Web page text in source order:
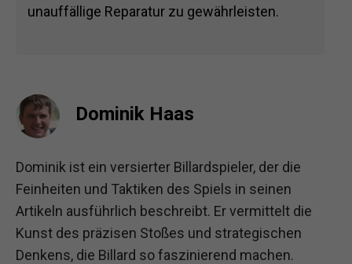
unauffällige Reparatur zu gewährleisten.
Dominik Haas
Dominik ist ein versierter Billardspieler, der die
Feinheiten und Taktiken des Spiels in seinen
Artikeln ausführlich beschreibt. Er vermittelt die
Kunst des präzisen Stoßes und strategischen
Denkens, die Billard so faszinierend machen.